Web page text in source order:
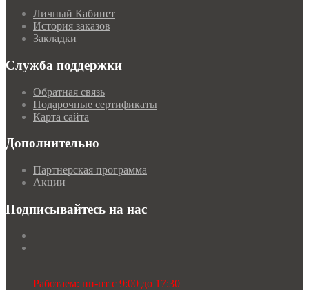
Личный Кабинет
История заказов
Закладки
Служба поддержки
Обратная связь
Подарочные сертификаты
Карта сайта
Дополнительно
Партнерская программа
Акции
Подписывайтесь на нас
Работаем: пн-пт с 9:00 до 17:30